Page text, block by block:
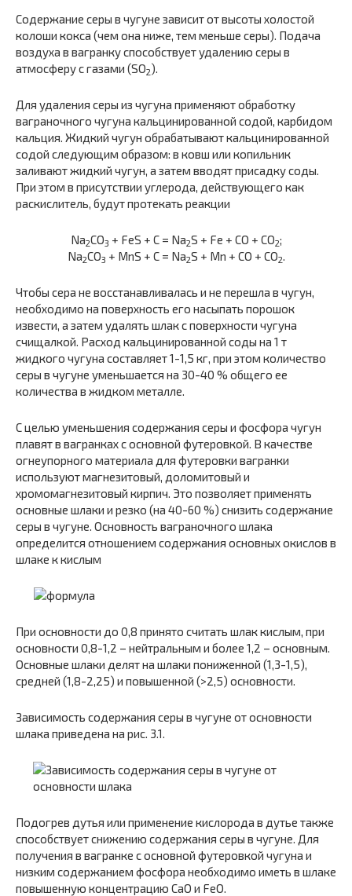
Содержание серы в чугуне зависит от высоты холостой
колоши кокса (чем она ниже, тем меньше серы). Подача
воздуха в вагранку способствует удалению серы в
атмосферу с газами (SO2).
Для удаления серы из чугуна применяют обработку
ваграночного чугуна кальцинированной содой, карбидом
кальция. Жидкий чугун обрабатывают кальцинированной
содой следующим образом: в ковш или копильник
заливают жидкий чугун, а затем вводят присадку соды.
При этом в присутствии углерода, действующего как
раскислитель, будут протекать реакции
Na2CO3 + FeS + С = Na2S + Fe + СО + CO2;
Na2CO3 + MnS + С = Na2S + Mn + СО + CO2.
Чтобы сера не восстанавливалась и не перешла в чугун,
необходимо на поверхность его насыпать порошок
извести, а затем удалять шлак с поверхности чугуна
счищалкой. Расход кальцинированной соды на 1 т
жидкого чугуна составляет 1-1,5 кг, при этом количество
серы в чугуне уменьшается на 30-40 % общего ее
количества в жидком металле.
С целью уменьшения содержания серы и фосфора чугун
плавят в вагранках с основной футеровкой. В качестве
огнеупорного материала для футеровки вагранки
используют магнезитовый, доломитовый и
хромомагнезитовый кирпич. Это позволяет применять
основные шлаки и резко (на 40-60 %) снизить содержание
серы в чугуне. Основность ваграночного шлака
определится отношением содержания основных окислов в
шлаке к кислым
При основности до 0,8 принято считать шлак кислым, при
основности 0,8-1,2 – нейтральным и более 1,2 – основным.
Основные шлаки делят на шлаки пониженной (1,3-1,5),
средней (1,8-2,25) и повышенной (>2,5) основности.
Зависимость содержания серы в чугуне от основности
шлака приведена на рис. 3.1.
Подогрев дутья или применение кислорода в дутье также
способствует снижению содержания серы в чугуне. Для
получения в вагранке с основной футеровкой чугуна и
низким содержанием фосфора необходимо иметь в шлаке
повышенную концентрацию CaO и FeO.